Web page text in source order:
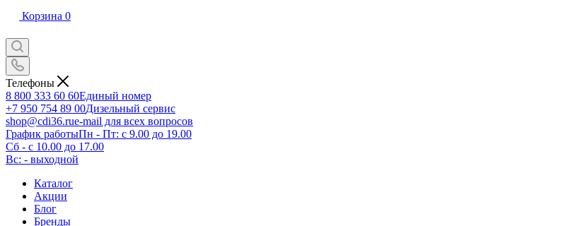
Корзина 0
Телефоны
8 800 333 60 60Единый номер
+7 950 754 89 00Дизельный сервис
shop@cdi36.rue-mail для всех вопросов
График работыПн - Пт: с 9.00 до 19.00
Сб - с 10.00 до 17.00
Вс: - выходной
Каталог
Акции
Блог
Бренды